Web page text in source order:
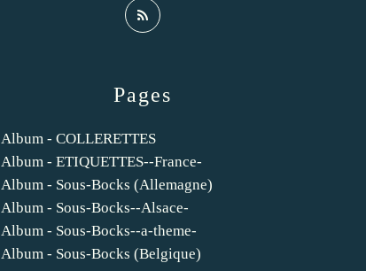
Pages
Album - COLLERETTES
Album - ETIQUETTES--France-
Album - Sous-Bocks (Allemagne)
Album - Sous-Bocks--Alsace-
Album - Sous-Bocks--a-theme-
Album - Sous-Bocks (Belgique)